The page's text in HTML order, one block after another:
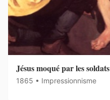
Jésus moqué par les soldats
1865 • Impressionnisme